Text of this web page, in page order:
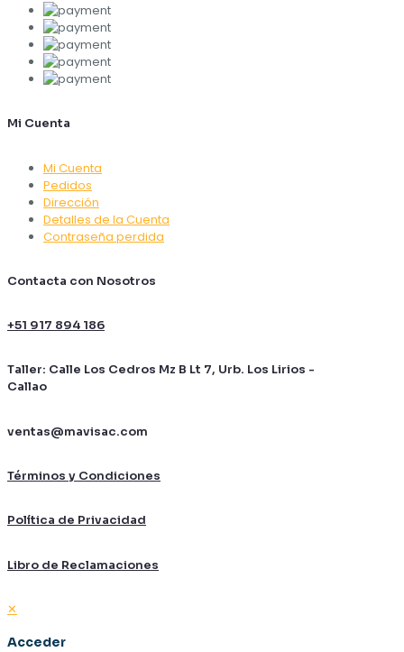
Mi Cuenta
Mi Cuenta
Pedidos
Dirección
Detalles de la Cuenta
Contraseña perdida
Contacta con Nosotros
+51 917 894 186
Taller: Calle Los Cedros Mz B Lt 7, Urb. Los Lirios -
Callao
ventas@mavisac.com
Términos y Condiciones
Política de Privacidad
Libro de Reclamaciones
✕
Acceder